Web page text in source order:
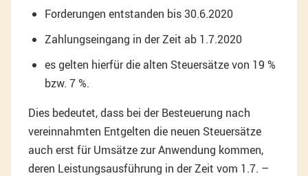
Forderungen entstanden bis 30.6.2020
Zahlungseingang in der Zeit ab 1.7.2020
es gelten hierfür die alten Steuersätze von 19 %
bzw. 7 %.
Dies bedeutet, dass bei der Besteuerung nach
vereinnahmten Entgelten die neuen Steuersätze
auch erst für Umsätze zur Anwendung kommen,
deren Leistungsausführung in der Zeit vom 1.7. –